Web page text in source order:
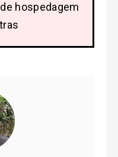
hospedagem